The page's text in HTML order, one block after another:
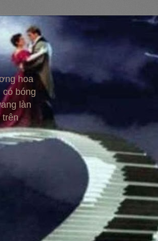
hoa
bóng
làn
trên